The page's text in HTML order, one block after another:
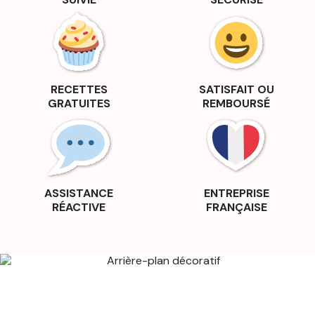
RECETTES
GRATUITES
SATISFAIT OU
REMBOURSÉ
ASSISTANCE
RÉACTIVE
ENTREPRISE
FRANÇAISE